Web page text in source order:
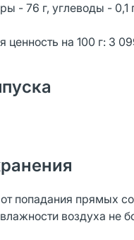
- 76 г, углеводы - 0,1
ценность на 100 г: 3
попадания прямых
воздуха не